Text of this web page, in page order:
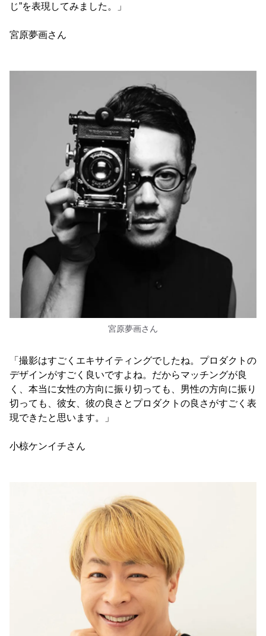
じ”を表現してみました。」
宮原夢画さん
宮原夢画さん
「撮影はすごくエキサイティングでしたね。プロダクトの
デザインがすごく良いですよね。だからマッチングが良
く、本当に女性の方向に振り切っても、男性の方向に振り
切っても、彼女、彼の良さとプロダクトの良さがすごく表
現できたと思います。」
小椋ケンイチさん